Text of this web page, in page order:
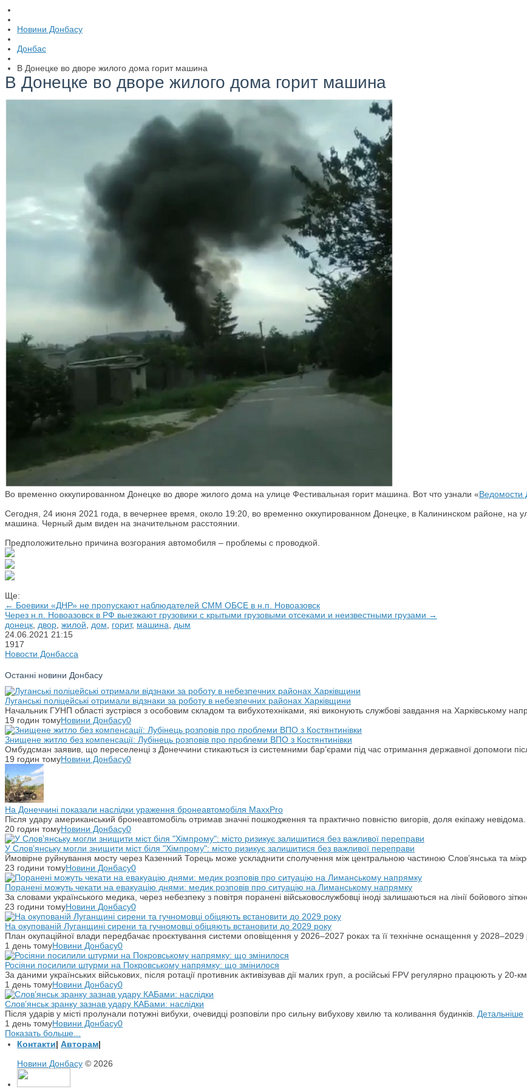
Новини Донбасу
Донбас
В Донецке во дворе жилого дома горит машина
В Донецке во дворе жилого дома горит машина
Во временно оккупированном Донецке во дворе жилого дома на улице Фестивальная горит машина. Вот что узнали «Ведомости
Сегодня, 24 июня 2021 года, в вечернее время, около 19:20, во временно оккупированном Донецке, в Калининском районе, на
машина. Черный дым виден на значительном расстоянии.
Предположительно причина возгорания автомобиля – проблемы с проводкой.
Ще:
← Боевики «ДНР» не пропускают наблюдателей СММ ОБСЕ в н.п. Новоазовск
Через н.п. Новоазовск в РФ выезжают грузовики с крытыми грузовыми отсеками и неизвестными грузами →
донецк двор жилой дом горит, машина
дым
24.06.2021 21:15
1917
Новости Донбасса
Останні новини Донбасу
Луганські поліцейські отримали відзнаки за роботу в небезпечних районах Харківщини
Начальник ГУНП області зустрівся з особовим складом та вибухотехніками, які виконують службові завдання на Харківському
19 годин томуНовини Донбасу0
Знищене житло без компенсації: Лубінець розповів про проблеми ВПО з Костянтинівки
Омбудсман заявив, що переселенці з Донеччини стикаються із системними бар’єрами під час отримання державної допомоги
19 годин томуНовини Донбасу0
На Донеччині показали наслідки ураження бронеавтомобіля MaxxPro
Після удару американський бронеавтомобіль отримав значні пошкодження та практично повністю вигорів, доля екіпажу невідома.
20 годин томуНовини Донбасу0
У Слов’янську могли знищити міст біля "Хімпрому": місто ризикує залишитися без важливої переправи
Ймовірне руйнування мосту через Казенний Торець може ускладнити сполучення між центральною частиною Слов’янська та
23 години томуНовини Донбасу0
Поранені можуть чекати на евакуацію днями: медик розповів про ситуацію на Лиманському напрямку
За словами українського медика, через небезпеку з повітря поранені військовослужбовці іноді залишаються на лінії бойового
23 години томуНовини Донбасу0
На окупованій Луганщині сирени та гучномовці обіцяють встановити до 2029 року
План окупаційної влади передбачає проєктування системи оповіщення у 2026–2027 роках та її технічне оснащення у 2028–2029
1 день томуНовини Донбасу0
Росіяни посилили штурми на Покровському напрямку: що змінилося
За даними українських військових, після ротації противник активізував дії малих груп, а російські FPV регулярно працюють у 20-
1 день томуНовини Донбасу0
Слов’янськ зранку зазнав удару КАБами: наслідки
Після ударів у місті пролунали потужні вибухи, очевидці розповіли про сильну вибухову хвилю та коливання будинків. Детальніше
1 день томуНовини Донбасу0
Показать больше...
Контакти| Авторам|
Новини Донбасу © 2026